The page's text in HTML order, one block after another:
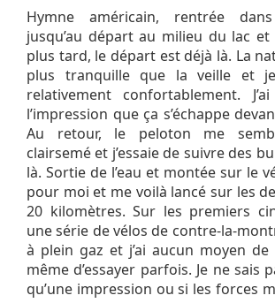
Hymne américain, rentrée
jusqu’au départ au milieu du lac
plus tard, le départ est déjà là. La
plus tranquille que la veille et
relativement confortablement.
l’impression que ça s’échappe
Au retour, le peloton me
clairsemé et j’essaie de suivre des
là. Sortie de l’eau et montée sur le
pour moi et me voilà lancé sur les
20 kilomètres. Sur les premiers
une série de vélos de contre-la-
à plein gaz et j’ai aucun moyen de
même d’essayer parfois. Je ne sais
qu’une impression ou si les forces